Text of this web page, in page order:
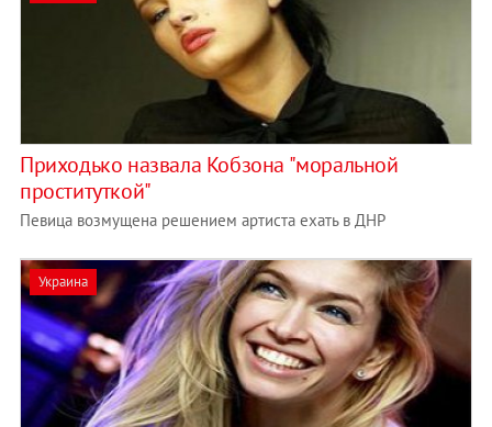
Приходько назвала Кобзона "моральной
проституткой"
Певица возмущена решением артиста ехать в ДНР
Украина